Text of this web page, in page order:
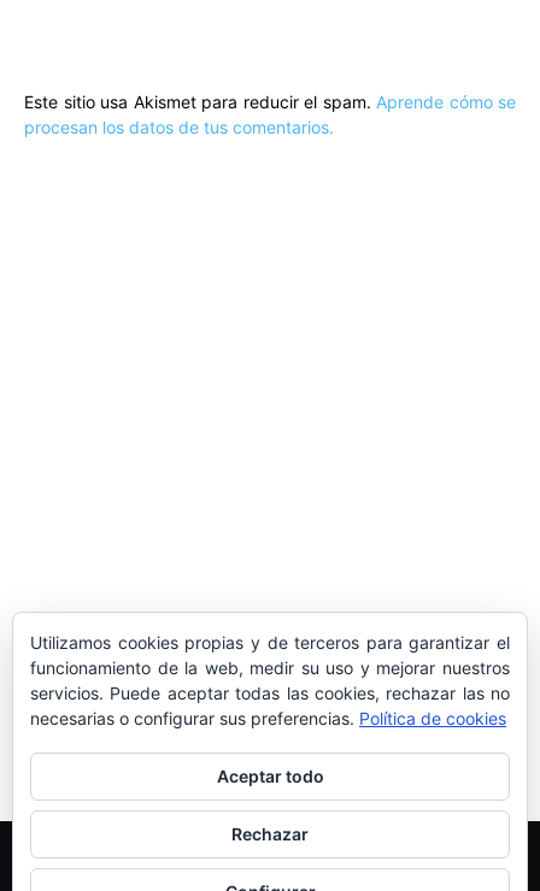
Este sitio usa Akismet para reducir el spam. Aprende cómo se
procesan los datos de tus comentarios.
LA DELEGACIÓN DE TARRAGONA
ASISTE INVITADA A LA “CENA DE GALA
DE LAS CUATRO MARINAS”
Más información sobre las cookies
Utilizamos cookies propias y de terceros para garantizar el
funcionamiento de la web, medir su uso y mejorar nuestros
servicios. Puede aceptar todas las cookies, rechazar las no
necesarias o configurar sus preferencias. Política de cookies
Aceptar todo
Rechazar